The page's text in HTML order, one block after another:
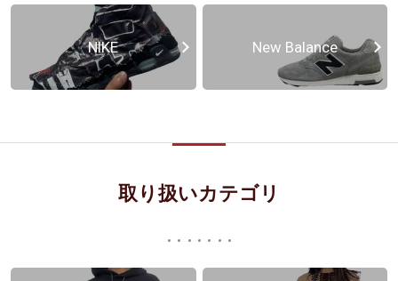
NIKE New Balance
取り扱いカテゴリ